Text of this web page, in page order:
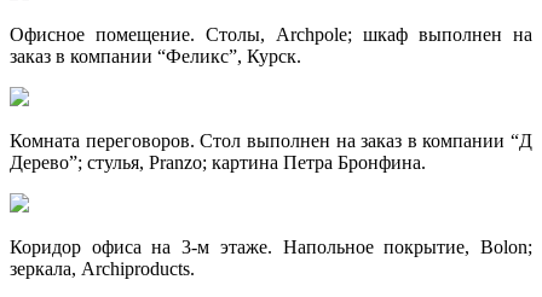
Офисное помещение. Столы, Archpole; шкаф выполнен на
заказ в компании “Феликс”, Курск.
Комната переговоров. Стол выполнен на заказ в компании “Д
Дерево”; стулья, Pranzo; картина Петра Бронфина.
Коридор офиса на 3-м этаже. Напольное покрытие, Bolon;
зеркала, Archiproducts.